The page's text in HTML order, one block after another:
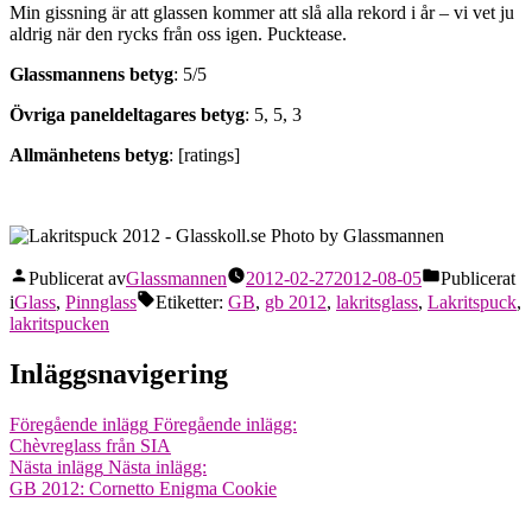
Min gissning är att glassen kommer att slå alla rekord i år – vi vet ju
aldrig när den rycks från oss igen. Pucktease.
Glassmannens betyg: 5/5
Övriga paneldeltagares betyg: 5, 5, 3
Allmänhetens betyg: [ratings]
Publicerat avGlassmannen 2012-02-272012-08-05
Publicerat
iGlass, Pinnglass Etiketter: GB, gb 2012, lakritsglass, Lakritspuck,
lakritspucken
Inläggsnavigering
Föregående inlägg Föregående inlägg:
Chèvreglass från SIA
Nästa inlägg Nästa inlägg:
GB 2012: Cornetto Enigma Cookie